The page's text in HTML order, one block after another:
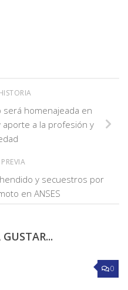
será homenajeada en
aporte a la profesión y
y secuestros por
en ANSES
0